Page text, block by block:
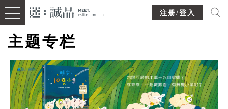
注册/登入
主题专栏